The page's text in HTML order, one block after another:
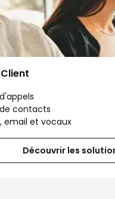
contacts
email et vocaux
Découvrir les